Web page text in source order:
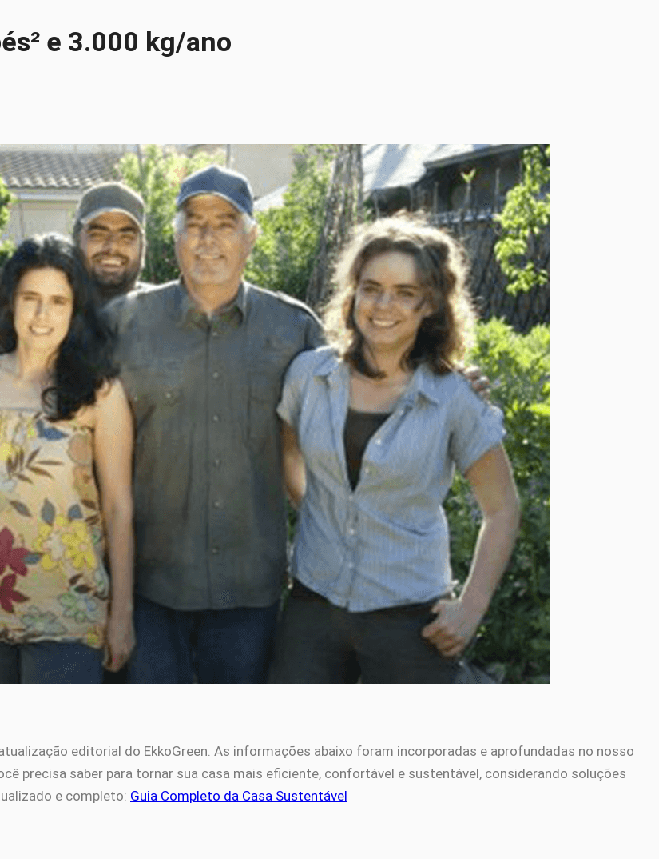
e 3.000 kg/ano
editorial do EkkoGreen. As informações abaixo foram incorporadas e aprofundadas no nosso
precisa saber para tornar sua casa mais eficiente, confortável e sustentável, considerando soluções
e completo: Guia Completo da Casa Sustentável